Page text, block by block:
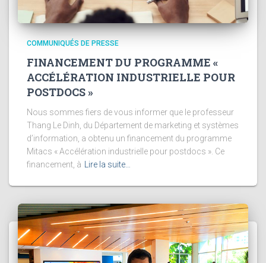
COMMUNIQUÉS DE PRESSE
FINANCEMENT DU PROGRAMME «
ACCÉLÉRATION INDUSTRIELLE POUR
POSTDOCS »
Nous sommes fiers de vous informer que le professeur
Thang Le Dinh, du Département de marketing et systèmes
d’information, a obtenu un financement du programme
Mitacs « Accélération industrielle pour postdocs ». Ce
financement, à Lire la suite…